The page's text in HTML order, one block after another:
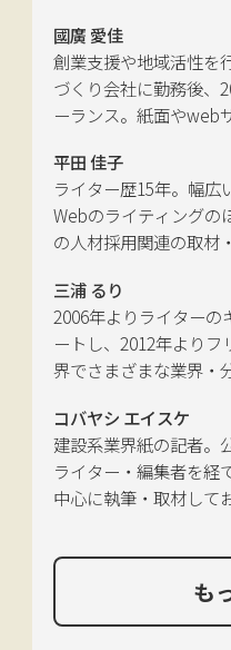
新聞社モビリティビジ
『LIGARE』初代編集長
に独立。国土交通省の
推進に向けた有識者会
共交通部会」、「MaaS
討会」、SIP第2期自動
とサービスの拡張）ピ
会などの委員を歴任。
國廣 愛佳
創業支援や地域活性を
づくり会社に勤務後、
ーランス。紙面やweb
どの執筆を中心に、ジ
活動。四国にある築
う生かすかが長年の悩
平田 佳子
ライター歴15年。幅広
Webのライティングの
の人材採用関連の取材
仕事をしていたため、
れあり。
三浦 るり
2006年よりライターの
ートし、2012年よりフ
界でさまざまな業界・
を手掛ける。現在は特
産、さらにはDX分野を
コバヤシ エイスケ
建設系業界紙の記者。
ライター・編集者を経
中心に執筆・取材して
も